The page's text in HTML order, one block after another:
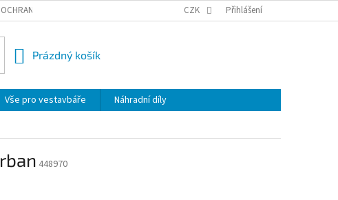
OSOBNÍCH ÚDAJŮ REKLAMACE
CZK Přihlášení
NÁKUPNÍ
Prázdný košík
Vše pro vestavbáře
Náhradní díly
448970